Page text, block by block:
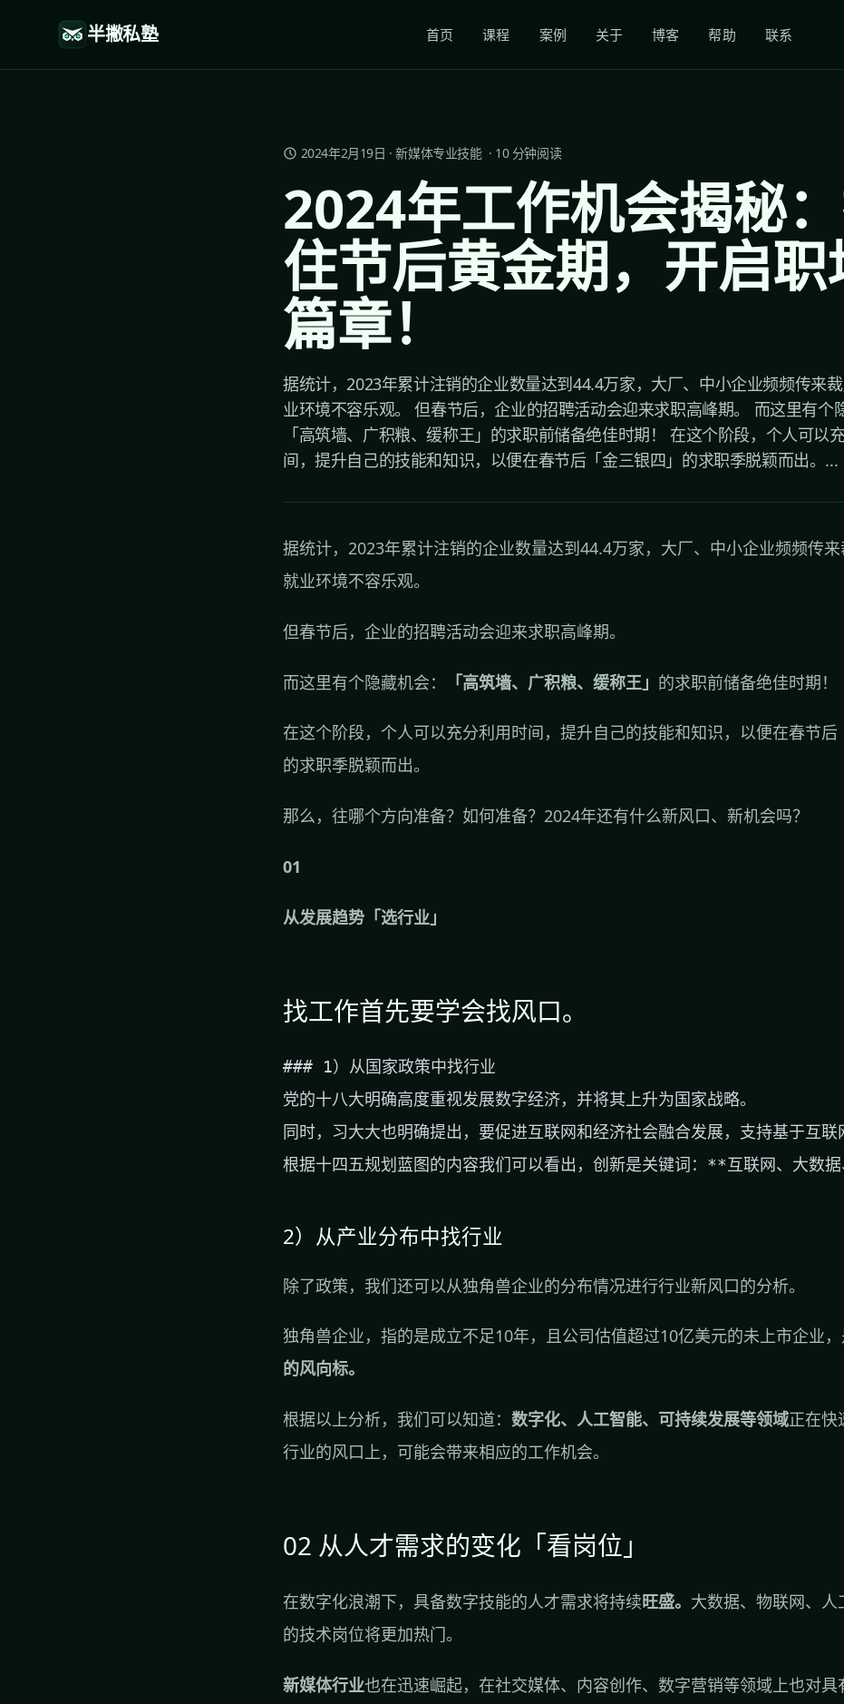
半撇私塾 首页 课程 案例 关于 博客 帮助 联系
2024年2月19日 ·新媒体专业技能· 10分钟阅读
2024年工作机会揭秘
住节后黄金期，开启职
篇章！
据统计，2023年累计注销的企业数量达到44.4万家，大厂、中小企业频频传来
业环境不容乐观。 但春节后，企业的招聘活动会迎来求职高峰期。 而这里有个
「高筑墙、广积粮、缓称王」的求职前储备绝佳时期！ 在这个阶段，个人可以
间，提升自己的技能和知识，以便在春节后「金三银四」的求职季脱颖而出。...
据统计，2023年累计注销的企业数量达到44.4万家，大厂、中小企业频频传来
就业环境不容乐观。
但春节后，企业的招聘活动会迎来求职高峰期。
而这里有个隐藏机会： 「高筑墙、广积粮、缓称王」 的求职前储备绝佳时期！
在这个阶段，个人可以充分利用时间，提升自己的技能和知识，以便在春节后
的求职季脱颖而出。
那么，往哪个方向准备？如何准备？2024年还有什么新风口、新机会吗？
01
从发展趋势「选行业」
找工作首先要学会找风口。
### 1）从国家政策中找行业
党的十八大明确高度重视发展数字经济，并将其上升为国家战略。
同时，习大大也明确提出，要促进互联网和经济社会融合发展，支持基于互联
2）从产业分布中找行业
除了政策，我们还可以从独角兽企业的分布情况进行行业新风口的分析。
独角兽企业，指的是成立不足10年，且公司估值超过10亿美元的未上市企业
的风向标。
根据以上分析，我们可以知道： 数字化、人工智能、可持续发展等领域正在快
行业的风口上，可能会带来相应的工作机会。
02 从人才需求的变化「看岗位」
在数字化浪潮下，具备数字技能的人才需求将持续旺盛。 大数据、物联网、人
的技术岗位将更加热门。
新媒体行业也在迅速崛起，在社交媒体、内容创作、数字营销等领域上也对具